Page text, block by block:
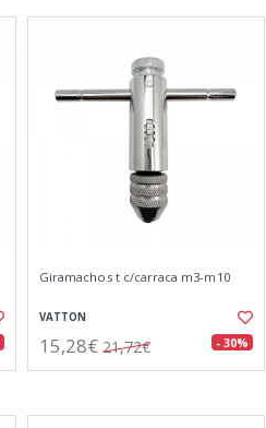
Giramachos t c/carraca m3-m10
VATTON
15,28€ 21,72€ - 30%